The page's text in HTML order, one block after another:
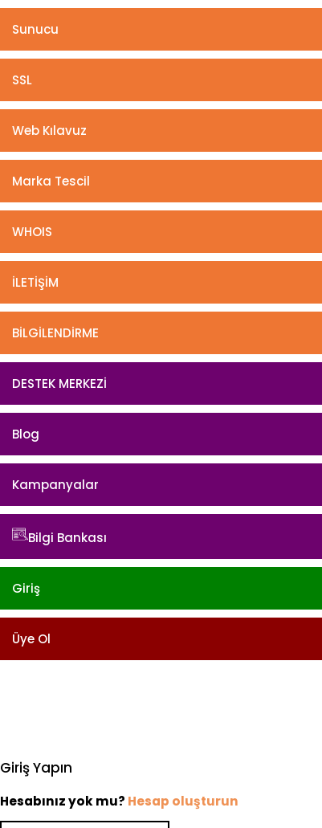
Sunucu
SSL
Web Kılavuz
Marka Tescil
WHOIS
İLETİŞİM
BİLGİLENDİRME
DESTEK MERKEZİ
Blog
Kampanyalar
Bilgi Bankası
Giriş
Üye Ol
Giriş Yapın
Hesabınız yok mu? Hesap oluşturun